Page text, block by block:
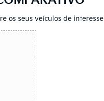
os seus veículos de interesse